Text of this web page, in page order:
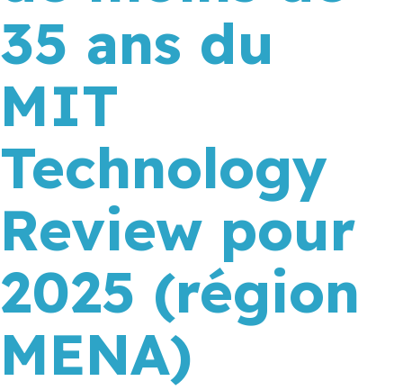
35 ans du
MIT
Technology
Review pour
2025 (région
MENA)